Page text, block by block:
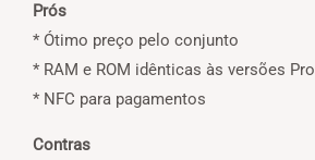
Prós
* Ótimo preço pelo conjunto
* RAM e ROM idênticas às versões Pro
* NFC para pagamentos
Contras